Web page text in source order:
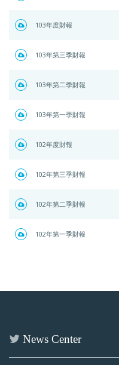
103年度財報
103年第三季財報
103年第二季財報
103年第一季財報
102年度財報
102年第三季財報
102年第二季財報
102年第一季財報
News Center